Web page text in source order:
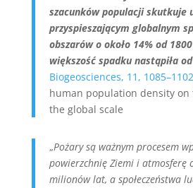
szacunków populacji skutkuje
przyspieszającym globalnym
obszarów o około 14% od
większość spadku nastąpiła
Biogeosciences, 11,
human population density
the global scale
„Pożary są ważnym procesem
powierzchnię Ziemi i atmosferę
milionów lat, a społeczeństwa